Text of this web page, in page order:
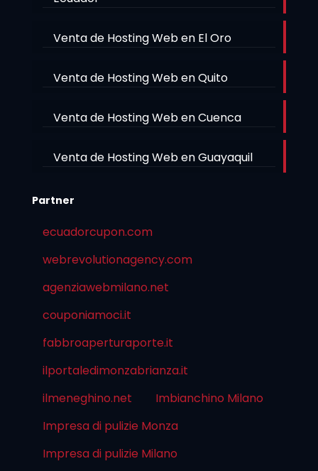
Venta de Hosting Web en El Oro
Venta de Hosting Web en Quito
Venta de Hosting Web en Cuenca
Venta de Hosting Web en Guayaquil
Partner
ecuadorcupon.com
webrevolutionagency.com
agenziawebmilano.net
couponiamoci.it
fabbroaperturaporte.it
ilportaledimonzabrianza.it
ilmeneghino.net
Imbianchino Milano
Impresa di pulizie Monza
Impresa di pulizie Milano